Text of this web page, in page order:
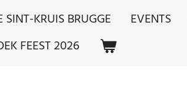
KRUIS BRUGGE EVENTS
FEEST 2026